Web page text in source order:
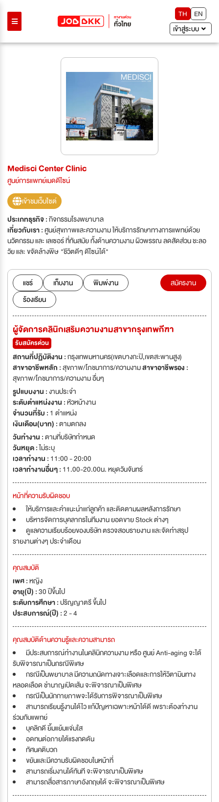
TH
EN
เข้าสู่ระบบ
Medisci Center Clinic
ศูนย์การแพทย์เมดดีไซน์
เข้าชมเว็บไซต์
ประเภทธุรกิจ :กิจกรรมโรงพยาบาล
เกี่ยวกับเรา :ศูนย์สุขภาพและความงาม ให้บริการรักษาทางการแพทย์ด้วย
นวัตกรรม และ เลเซอร์ ที่ทันสมัย ทั้งด้านความงาม ผิวพรรณ ลดสัดส่วน ชะลอ
วัย และ ขจัดล้างพิษ "ชีวิตดีๆ ดีไซน์ได้"
แชร์ เก็บงาน
พิมพ์งาน
ร้องเรียน
สมัครงาน
ผู้จัดการคลินิกเสริมความงามสาขากรุงเทพกีีฑา
รับสมัครด่วน
สถานที่ปฏิบัติงาน :กรุงเทพมหานคร(เขตบางกะปิ,เขตสะพานสูง)
สาขาอาชีพหลัก :สุขภาพ/โภชนาการ/ความงามสาขาอาชีพรอง :
สุขภาพ/โภชนาการ/ความงาม อื่นๆ
รูปแบบงาน :งานประจำ
ระดับตำแหน่งงาน :หัวหน้างาน
จำนวนที่รับ : 1 ตำแหน่ง
เงินเดือน(บาท) :ตามตกลง
วันทำงาน :ตามที่บริษัทกำหนด
วันหยุด :ไม่ระบุ
เวลาทำงาน : 11:00 - 20:00
เวลาทำงานอื่นๆ : 11.00-20.00น. หยุดวันจันทร์
หน้าที่ความรับผิดชอบ
ให้บริการและคำแนะนำแก่ลูกค้า และติดตามผลหลังการรักษา
บริหารจัดการบุคลากรในทีมงาน ยอดขาย Stock ต่างๆ
ดูแลความเรียบร้อยของบริษัท ตรวจสอบรายงาน และจัดทำสรุป
รายงานต่างๆ ประจำเดือน
คุณสมบัติ
เพศ :หญิง
อายุ(ปี) :30 ปีขึ้นไป
ระดับการศึกษา :ปริญญาตรี ขึ้นไป
ประสบการณ์(ปี) :2 - 4
คุณสมบัติด้านความรู้และความสามารถ
มีประสบการณ์ทำงานในคลินิกความงาม หรือ ศูนย์ Anti-aging จะได้
รับพิจารณาเป็นกรณีพิเศษ
กรณีเป็นพยาบาล มีความถนัดทางเจาะเลือดและการให้วิตามินทาง
หลอดเลือด ชำนาญเปิดเส้น จะพิจารณาเป็นพิเศษ
กรณีเป็นนักกายภาพจะได้รับการพิจารณาเป็นพิเศษ
สามารถเรียนรู้งานได้ไว แก้ปัญหาเฉพาะหน้าได้ดี เพราะต้องทำงาน
ร่วมกับแพทย์
บุคลิกดี ยิ้มแย้มแจ่มใส
อดทนต่อภายใต้แรงกดดัน
ทัศนคติบวก
ขยันและมีความรับผิดชอบในหน้าที่
สามารถเริ่มงานได้ทันที จะพิจารณาเป็นพิเศษ
สามารถสื่อสารภาษาอังกฤษได้ จะพิจารณาเป็นพิเศษ